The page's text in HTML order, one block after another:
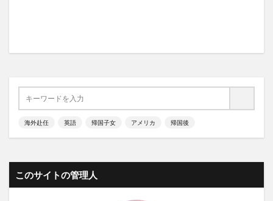
海外赴任 英語 帰国子女 アメリカ 帰国後
このサイトの管理人